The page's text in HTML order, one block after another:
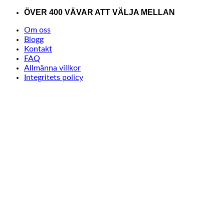
Skip
content
ÖVER 400 VÄVAR ATT VÄLJA MELLAN
Om oss
Blogg
Kontakt
FAQ
Allmänna villkor
Integritets policy